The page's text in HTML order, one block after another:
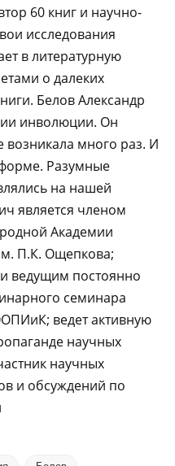
60 книг и научно-
исследования
в литературную
о далеких
Белов Александр
инволюции. Он
возникала много раз. И
Разумные
на нашей
является членом
Академии
П.К. Ощепкова;
ведущим постоянно
семинара
ведет активную
научных
научных
и обсуждений по